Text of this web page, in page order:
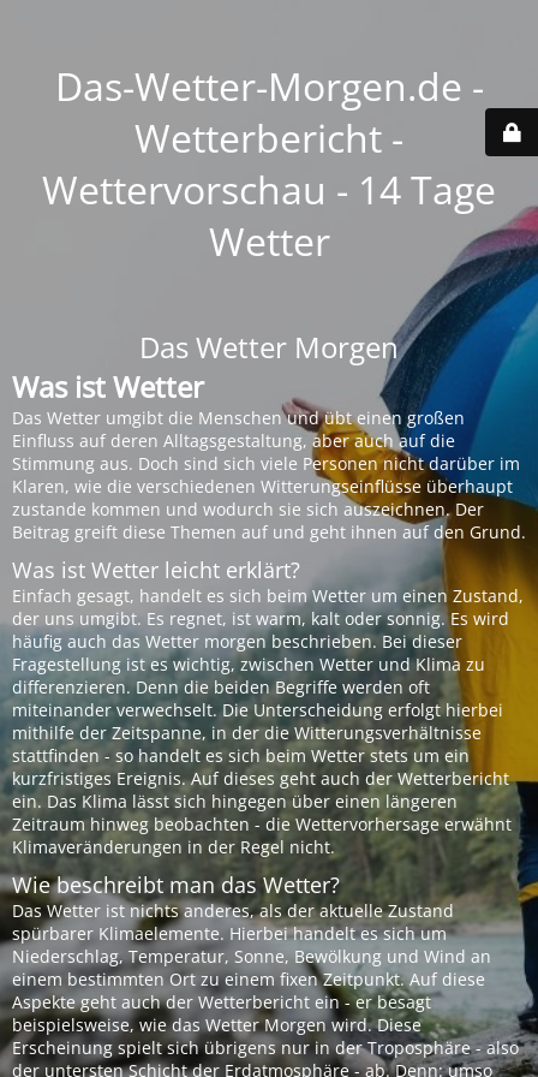
Das-Wetter-Morgen.de -
Wetterbericht -
Wettervorschau - 14 Tage
Wetter
Das Wetter Morgen
Was ist Wetter
Das Wetter umgibt die Menschen und übt einen großen
Einfluss auf deren Alltagsgestaltung, aber auch auf die
Stimmung aus. Doch sind sich viele Personen nicht darüber im
Klaren, wie die verschiedenen Witterungseinflüsse überhaupt
zustande kommen und wodurch sie sich auszeichnen. Der
Beitrag greift diese Themen auf und geht ihnen auf den Grund.
Was ist Wetter leicht erklärt?
Einfach gesagt, handelt es sich beim Wetter um einen Zustand,
der uns umgibt. Es regnet, ist warm, kalt oder sonnig. Es wird
häufig auch das Wetter morgen beschrieben. Bei dieser
Fragestellung ist es wichtig, zwischen Wetter und Klima zu
differenzieren. Denn die beiden Begriffe werden oft
miteinander verwechselt. Die Unterscheidung erfolgt hierbei
mithilfe der Zeitspanne, in der die Witterungsverhältnisse
stattfinden - so handelt es sich beim Wetter stets um ein
kurzfristiges Ereignis. Auf dieses geht auch der Wetterbericht
ein. Das Klima lässt sich hingegen über einen längeren
Zeitraum hinweg beobachten - die Wettervorhersage erwähnt
Klimaveränderungen in der Regel nicht.
Wie beschreibt man das Wetter?
Das Wetter ist nichts anderes, als der aktuelle Zustand
spürbarer Klimaelemente. Hierbei handelt es sich um
Niederschlag, Temperatur, Sonne, Bewölkung und Wind an
einem bestimmten Ort zu einem fixen Zeitpunkt. Auf diese
Aspekte geht auch der Wetterbericht ein - er besagt
beispielsweise, wie das Wetter Morgen wird. Diese
Erscheinung spielt sich übrigens nur in der Troposphäre - also
der untersten Schicht der Erdatmosphäre - ab. Denn: umso